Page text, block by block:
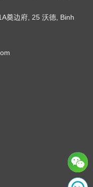
奠边府, 25 沃德, Binh